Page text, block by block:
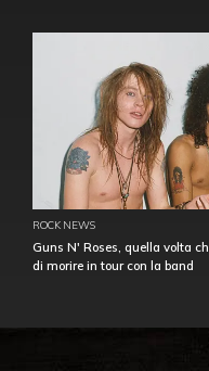
ROCK NEWS
Guns N' Roses, quella volta
di morire in tour con la band